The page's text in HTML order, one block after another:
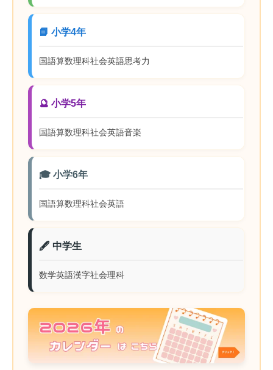
📘 小学4年
国語算数理科社会英語思考力
🔮 小学5年
国語算数理科社会英語音楽
🎓 小学6年
国語算数理科社会英語
🖋️ 中学生
数学英語漢字社会理科